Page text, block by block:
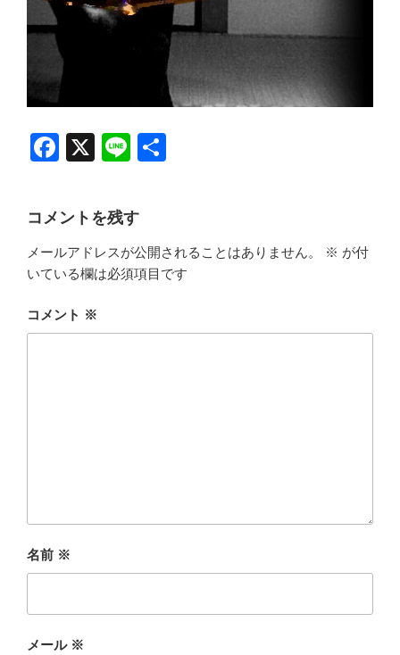
F
c
e
b
o
o
X
Li
e
コメントを残す
メールアドレスが公開されることはありません。 ※ が付
いている欄は必須項目です
コメント ※
名前 ※
メール ※